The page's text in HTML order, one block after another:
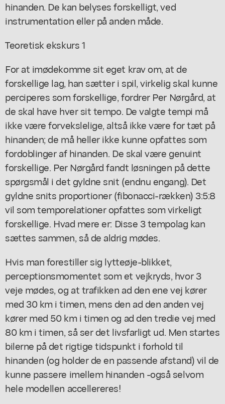
hinanden. De kan belyses forskelligt, ved
instrumentation eller på anden måde.
Teoretisk ekskurs 1
For at imødekomme sit eget krav om, at de
forskellige lag, han sætter i spil, virkelig skal kunne
perciperes som forskellige, fordrer Per Nørgård, at
de skal have hver sit tempo. De valgte tempi må
ikke være forvekslelige, altså ikke være for tæt på
hinanden; de må heller ikke kunne opfattes som
fordoblinger af hinanden. De skal være genuint
forskellige. Per Nørgård fandt løsningen på dette
spørgsmål i det gyldne snit (endnu engang). Det
gyldne snits proportioner (fibonacci-rækken) 3:5:8
vil som temporelationer opfattes som virkeligt
forskellige. Hvad mere er: Disse 3 tempolag kan
sættes sammen, så de aldrig mødes.
Hvis man forestiller sig lytteøje-blikket,
perceptionsmomentet som et vejkryds, hvor 3
veje mødes, og at trafikken ad den ene vej kører
med 30 km i timen, mens den ad den anden vej
kører med 50 km i timen og ad den tredie vej med
80 km i timen, så ser det livsfarligt ud. Men startes
bilerne på det rigtige tidspunkt i forhold til
hinanden (og holder de en passende afstand) vil de
kunne passere imellem hinanden -også selvom
hele modellen accellereres!